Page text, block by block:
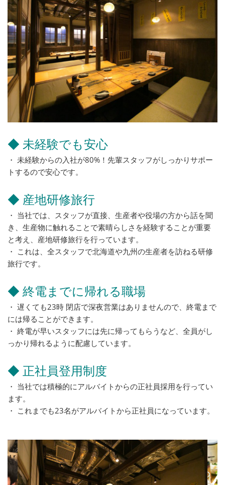
◆ 未経験でも安心
・ 未経験からの入社が80%！先輩スタッフがしっかりサポー
トするので安心です。
◆ 産地研修旅行
・ 当社では、スタッフが直接、生産者や役場の方から話を聞
き、生産物に触れることで素晴らしさを経験することが重要
と考え、産地研修旅行を行っています。
・ これは、全スタッフで北海道や九州の生産者を訪ねる研修
旅行です。
◆ 終電までに帰れる職場
・ 遅くても23時 閉店で深夜営業はありませんので、終電まで
には帰ることができます。
・ 終電が早いスタッフには先に帰ってもらうなど、全員がし
っかり帰れるように配慮しています。
◆ 正社員登用制度
・ 当社では積極的にアルバイトからの正社員採用を行ってい
ます。
・ これまでも23名がアルバイトから正社員になっています。